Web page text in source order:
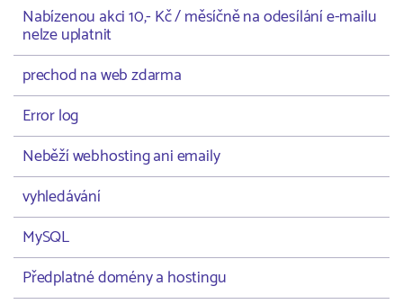
Nabízenou akci 10,- Kč / měsíčně na odesílání e-mailu
nelze uplatnit
prechod na web zdarma
Error log
Neběží webhosting ani emaily
vyhledávání
MySQL
Předplatné domény a hostingu